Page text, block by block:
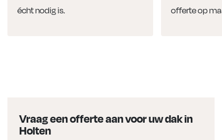
écht nodig is.
offerte op
Vraag een offerte aan voor uw dak in
Holten